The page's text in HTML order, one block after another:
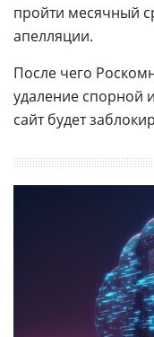
пройти месячный
апелляции.
После чего
удаление спорной
сайт будет